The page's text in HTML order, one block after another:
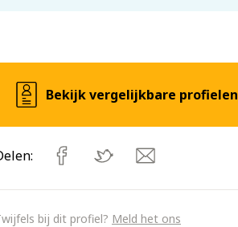
Bekijk vergelijkbare profielen
bij dit profiel? Meld het ons